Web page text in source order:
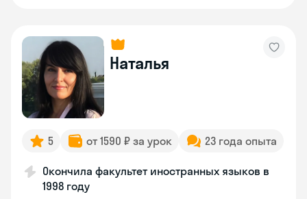
Наталья
5 от 1590 ₽ за урок 23 года опыта
Окончила факультет иностранных языков в
1998 году